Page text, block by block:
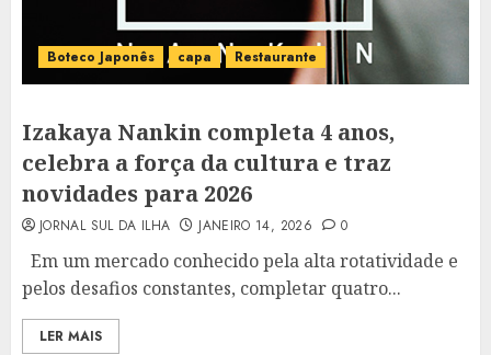
Boteco Japonês capa Restaurante
Izakaya Nankin completa 4 anos,
celebra a força da cultura e traz
novidades para 2026
JORNAL SUL DA ILHA JANEIRO 14, 2026 0
Em um mercado conhecido pela alta rotatividade e
pelos desafios constantes, completar quatro...
LER MAIS